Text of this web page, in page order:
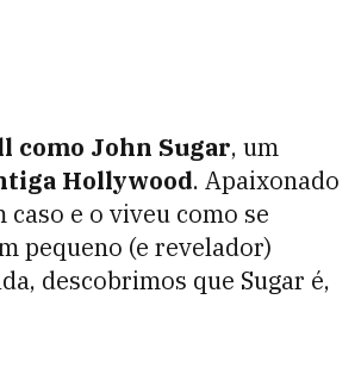
como John Sugar, um
Hollywood. Apaixonado
e o viveu como se
pequeno (e revelador)
descobrimos que Sugar é,